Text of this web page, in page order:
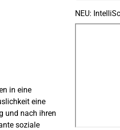
in eine
eine
und nach ihren
soziale
NEU: